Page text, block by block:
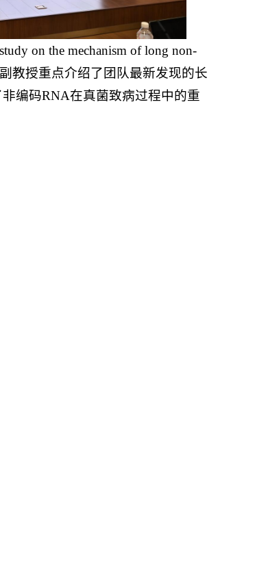
on the mechanism of long non-
教授重点介绍了团队最新发现的长
编码RNA在真菌致病过程中的重